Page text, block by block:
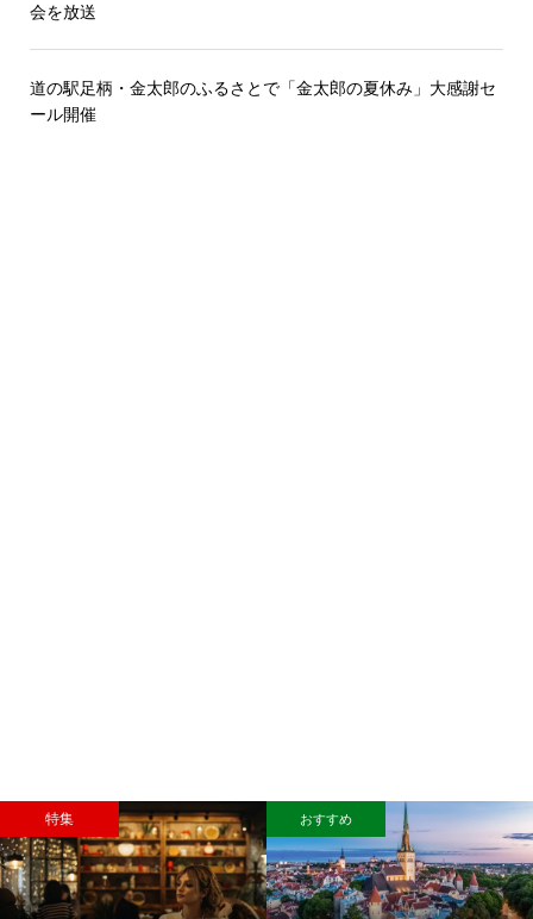
会を放送
道の駅足柄・金太郎のふるさとで「金太郎の夏休み」大感謝セ
ール開催
特集 おすすめ